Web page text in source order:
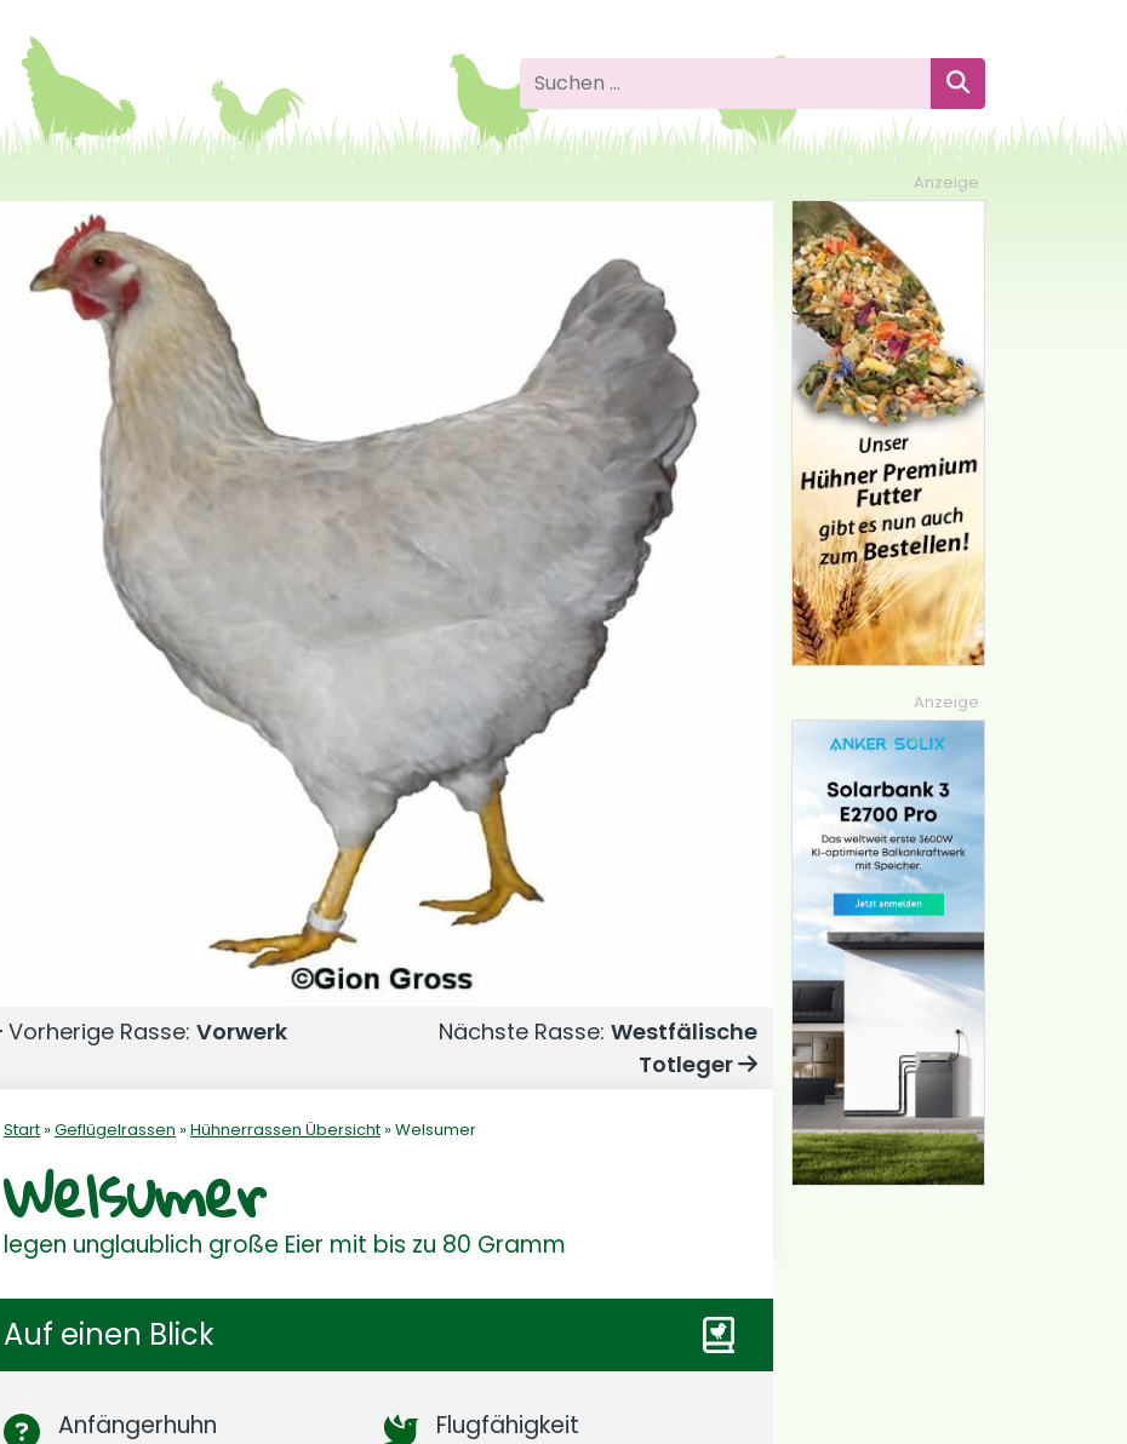
Suche nach: Suchen
Vorherige Rasse: Vorwerk Nächste Rasse: Westfälische
Totleger
Start »Geflügelrassen »Hühnerrassen Übersicht »Welsumer
Welsumer
legen unglaublich große Eier mit bis zu 80 Gramm
Auf einen Blick
Anfängerhuhn
Flugfähigkeit
Anzeige
Anzeige